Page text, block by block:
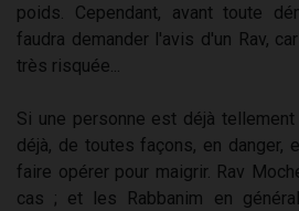
poids. Cependant, avant toute
faudra demander l'avis d'un Rav,
très risquée...
Si une personne est déjà
déjà, de toutes façons, en
faire opérer pour maigrir. Rav
cas ; et les Rabbanim en